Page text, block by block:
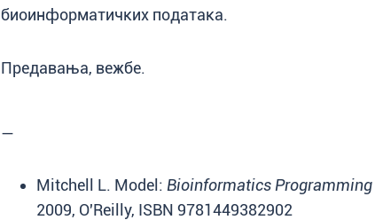
биоинформатичких података.
Предавања, вежбе.
—
Mitchell L. Model: Bioinformatics
2009, O'Reilly, ISBN 9781449382902